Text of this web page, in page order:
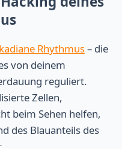
Rhythmus– die
von deinem
reguliert.
Zellen,
beim Sehen helfen,
des Blauanteils des